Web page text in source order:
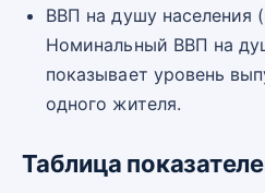
ВВП на душу населения
Номинальный ВВП на
показывает уровень
одного жителя.
Таблица